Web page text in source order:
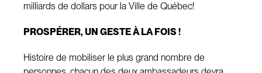
milliards de dollars pour la Ville de Québec!
PROSPÉRER, UN GESTE À LA FOIS !
Histoire de mobiliser le plus grand nombre de